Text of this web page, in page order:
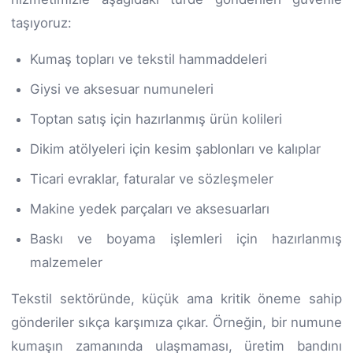
taşıyoruz:
Kumaş topları ve tekstil hammaddeleri
Giysi ve aksesuar numuneleri
Toptan satış için hazırlanmış ürün kolileri
Dikim atölyeleri için kesim şablonları ve kalıplar
Ticari evraklar, faturalar ve sözleşmeler
Makine yedek parçaları ve aksesuarları
Baskı ve boyama işlemleri için hazırlanmış
malzemeler
Tekstil sektöründe, küçük ama kritik öneme sahip
gönderiler sıkça karşımıza çıkar. Örneğin, bir numune
kumaşın zamanında ulaşmaması, üretim bandını